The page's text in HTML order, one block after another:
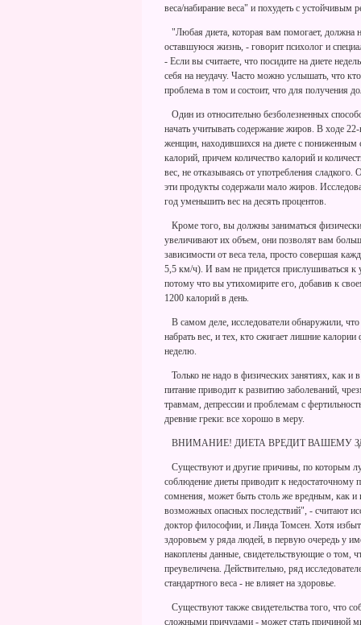
веса/набирание веса" и похудеть с устойчивым
"Любая диета, которая вам помогает, должна
оставшуюся жизнь, - говорит психолог и
- Если вы считаете, что посидите на диете
себя на неудачу. Часто можно услышать, что
проблема в том и состоит, что для получения
Один из относительно безболезненных
начать учитывать содержание жиров. В ходе
женщин, находившихся на диете с
калорий, причем количество калорий и
вес, не отказываясь от употребления
эти продукты содержали мало жиров.
год уменьшить вес на десять процентов.
Кроме того, вы должны заниматься
увеличивают их объем, они позволят вам
зависимости от веса тела, просто совершая
5,5 км/ч). И вам не придется прислушиваться
потому что вы утихомирите его, добавив к
1200 калорий в день.
В самом деле, исследователи обнаружили,
набрать вес, и тех, кто сжигает лишние
неделю.
Только не надо в физических занятиях, как и
питание приводит к развитию заболеваний,
травмам, депрессии и проблемам с
древние греки: все хорошо в меру.
ВНИМАНИЕ! ДИЕТА ВРЕДИТ ВАШЕМУ
Существуют и другие причины, по которым
соблюдение диеты приводит к недостаточному
сомнения, может быть столь же вредным, как
возможных опасных последствий", - считают
доктор философии, и Линда Томсен. Хотя
здоровьем у ряда людей, в первую очередь у
накоплены данные, свидетельствующие о том,
преувеличена. Действительно, ряд
стандартного веса - не влияет на здоровье.
Существуют также свидетельства того, что
сложными причудами - может стать причиной